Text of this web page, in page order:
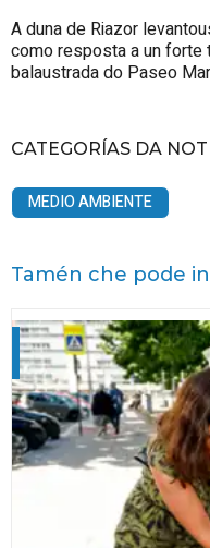
A duna de Riazor
como resposta a un forte
balaustrada do Paseo
CATEGORÍAS DA
MEDIO AMBIENTE
Tamén che pode